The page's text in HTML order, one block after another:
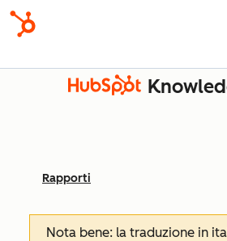
Rapporti
Nota bene: la traduzione in